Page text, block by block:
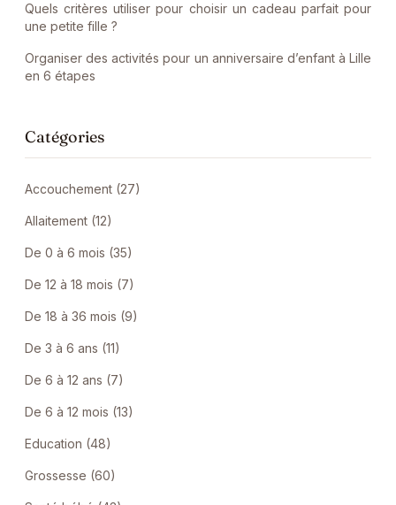
Quels critères utiliser pour choisir un cadeau parfait pour
une petite fille ?
Organiser des activités pour un anniversaire d’enfant à Lille
en 6 étapes
Catégories
Accouchement (27)
Allaitement (12)
De 0 à 6 mois (35)
De 12 à 18 mois (7)
De 18 à 36 mois (9)
De 3 à 6 ans (11)
De 6 à 12 ans (7)
De 6 à 12 mois (13)
Education (48)
Grossesse (60)